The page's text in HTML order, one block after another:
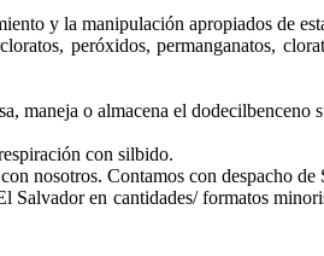
y la manipulación apropiados de
peróxidos, permanganatos,
maneja o almacena el dodecilbenceno
con silbido.
nosotros. Contamos con despacho
Salvador en cantidades/ formatos